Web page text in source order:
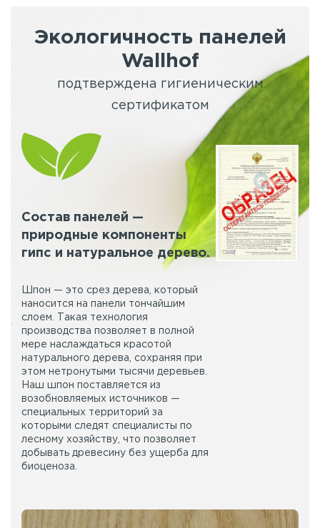
Экологичность панелей
Wallhof
подтверждена гигиеническим
сертификатом
Состав панелей —
природные компоненты
гипс и натуральное дерево.
Шпон — это срез дерева, который
наносится на панели тончайшим
слоем. Такая технология
производства позволяет в полной
мере наслаждаться красотой
натурального дерева, сохраняя при
этом нетронутыми тысячи деревьев.
Наш шпон поставляется из
возобновляемых источников —
специальных территорий за
которыми следят специалисты по
лесному хозяйству, что позволяет
добывать древесину без ущерба для
биоценоза.